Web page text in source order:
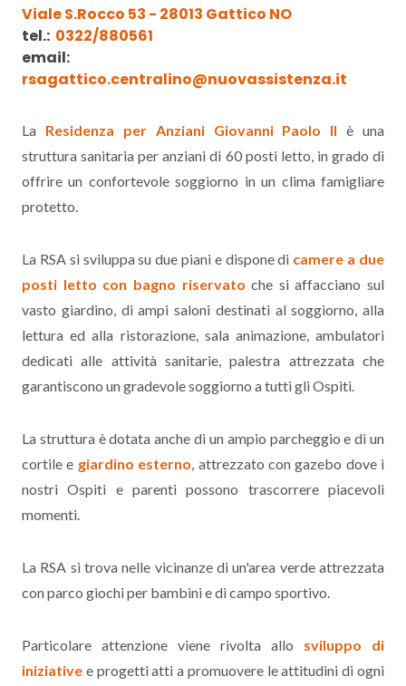
Viale S.Rocco 53 - 28013 Gattico NO
tel.: 0322/880561
email:
rsagattico.centralino@nuovassistenza.it
La Residenza per Anziani Giovanni Paolo II è una
struttura sanitaria per anziani di 60 posti letto, in grado di
offrire un confortevole soggiorno in un clima famigliare
protetto.
La RSA si sviluppa su due piani e dispone di camere a due
posti letto con bagno riservatoche si affacciano sul
vasto giardino, di ampi saloni destinati al soggiorno, alla
lettura ed alla ristorazione, sala animazione, ambulatori
dedicati alle attività sanitarie, palestra attrezzata che
garantiscono un gradevole soggiorno a tutti gli Ospiti.
La struttura è dotata anche di un ampio parcheggio e di un
cortile e giardino esterno, attrezzato con gazebo dove i
nostri Ospiti e parenti possono trascorrere piacevoli
momenti.
La RSA si trova nelle vicinanze di un'area verde attrezzata
con parco giochi per bambini e di campo sportivo.
Particolare attenzione viene rivolta allo sviluppo di
iniziative e progetti atti a promuovere le attitudini di ogni